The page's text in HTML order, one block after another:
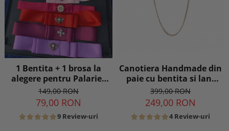
1 Bentita + 1 brosa la
alegere pentru Palarie -
16 culori
149,00 RON
79,00 RON
9 Review-uri
Canotiera Handmade din
paie cu bentita si lant
detasabil
399,00 RON
249,00 RON
4 Review-uri